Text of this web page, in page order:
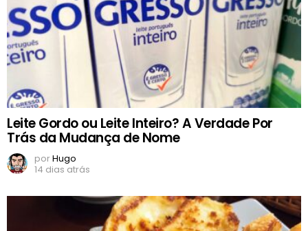
Leite Gordo ou Leite Inteiro? A Verdade Por
Trás da Mudança de Nome
porHugo
14 dias atrás